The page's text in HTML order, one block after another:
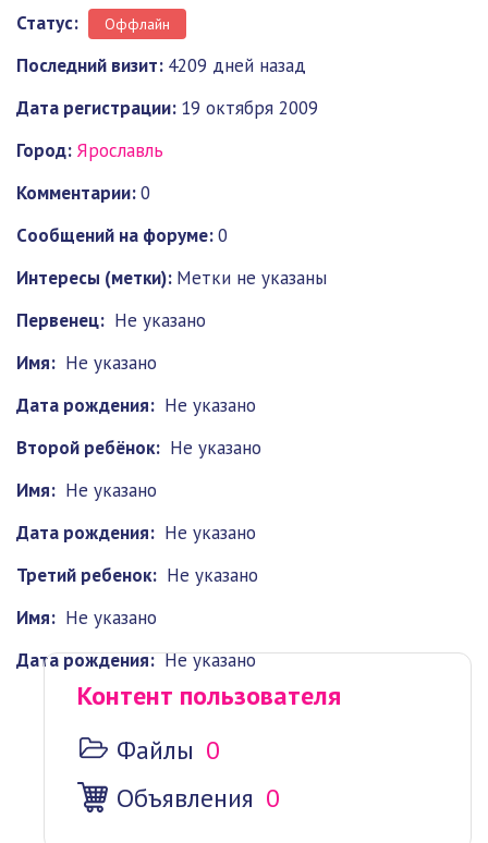
Статус: Оффлайн
Последний визит: 4209 дней назад
Дата регистрации: 19 октября 2009
Город: Ярославль
Комментарии:0
Cообщений на форуме:0
Интересы (метки): Метки не указаны
Первенец: Не указано
Имя: Не указано
Дата рождения: Не указано
Второй ребёнок: Не указано
Имя: Не указано
Дата рождения: Не указано
Третий ребенок: Не указано
Имя: Не указано
Дата рождения: Не указано
Контент пользователя
Файлы 0
Объявления 0